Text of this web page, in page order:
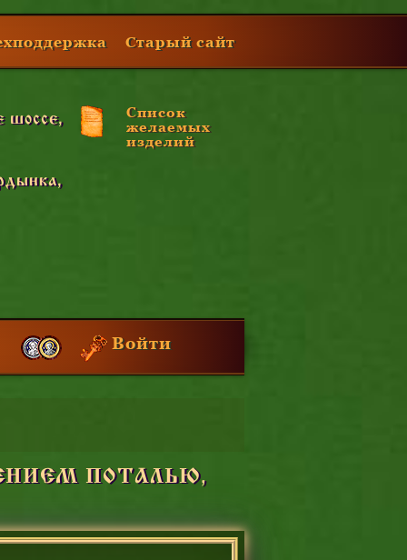
Старый сайт
шоссе,
Список
желаемых
изделий
Войти
ПОТАЛЬЮ,